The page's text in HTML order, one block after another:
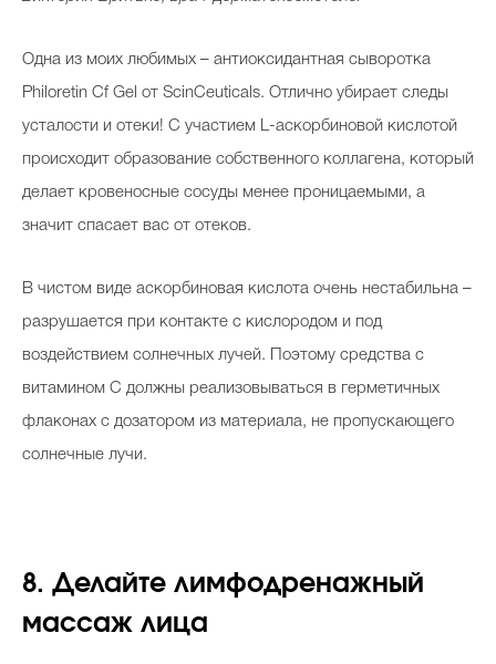
Одна из моих любимых – антиоксидантная сыворотка
Philoretin Cf Gel от ScinCeuticals. Отлично убирает следы
усталости и отеки! С участием L-аскорбиновой кислотой
происходит образование собственного коллагена, который
делает кровеносные сосуды менее проницаемыми, а
значит спасает вас от отеков.
В чистом виде аскорбиновая кислота очень нестабильна –
разрушается при контакте с кислородом и под
воздействием солнечных лучей. Поэтому средства с
витамином С должны реализовываться в герметичных
флаконах с дозатором из материала, не пропускающего
солнечные лучи.
8. Делайте лимфодренажный
массаж лица